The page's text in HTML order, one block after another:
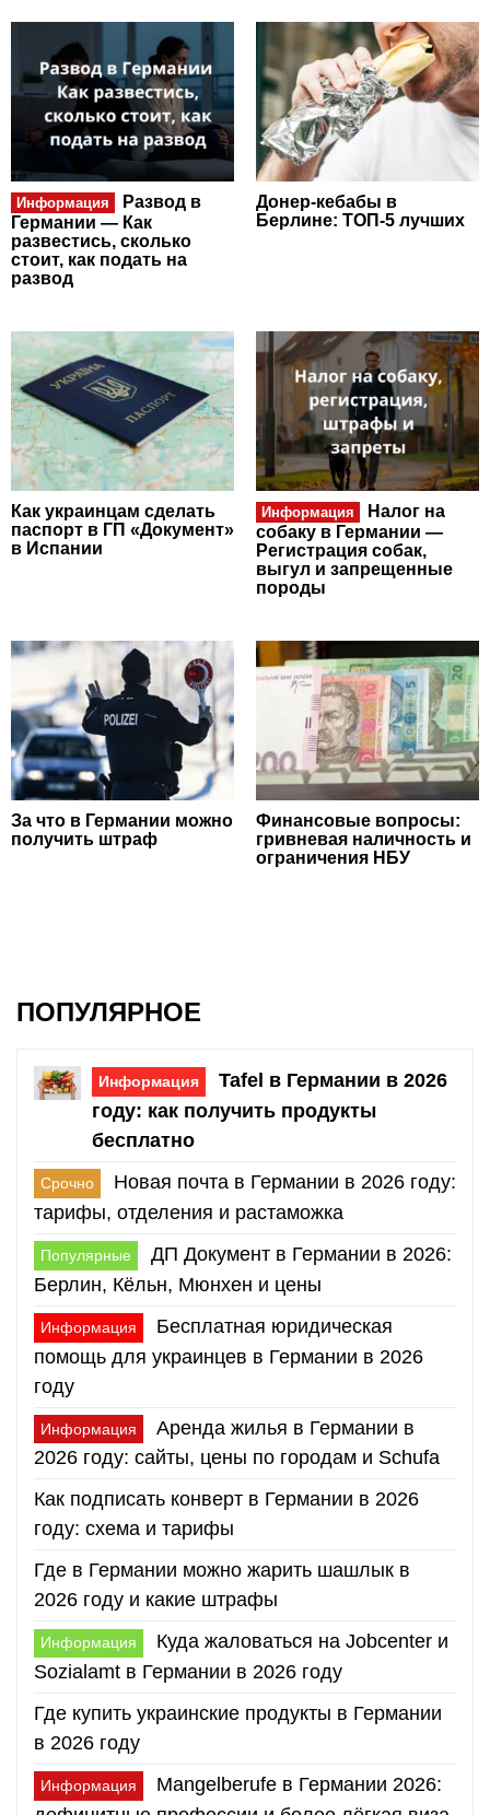
Информация
Развод в
Германии — Как
развестись, сколько
стоит, как подать на
развод
Донер-кебабы в
Берлине: ТОП-5 лучших
Как украинцам сделать
паспорт в ГП «Документ»
в Испании
Информация
Налог на
собаку в Германии —
Регистрация собак,
выгул и запрещенные
породы
За что в Германии можно
получить штраф
Финансовые вопросы:
гривневая наличность и
ограничения НБУ
ПОПУЛЯРНОЕ
Информация
Tafel в Германии в 2026
году: как получить продукты
бесплатно
Срочно
Новая почта в Германии в 2026 году:
тарифы, отделения и растаможка
Популярные
ДП Документ в Германии в 2026:
Берлин, Кёльн, Мюнхен и цены
Информация
Бесплатная юридическая
помощь для украинцев в Германии в 2026
году
Информация
Аренда жилья в Германии в
2026 году: сайты, цены по городам и Schufa
Как подписать конверт в Германии в 2026
году: схема и тарифы
Где в Германии можно жарить шашлык в
2026 году и какие штрафы
Информация
Куда жаловаться на Jobcenter и
Sozialamt в Германии в 2026 году
Где купить украинские продукты в Германии
в 2026 году
Информация
Mangelberufe в Германии 2026: